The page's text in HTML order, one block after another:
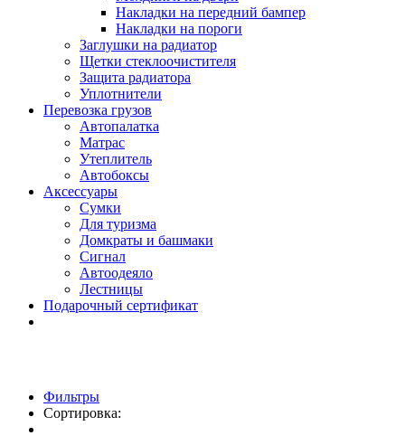
Накладки на передний бампер
Накладки на пороги
Заглушки на радиатор
Щетки стеклоочистителя
Защита радиатора
Уплотнители
Перевозка грузов
Автопалатка
Матрас
Утеплитель
Автобоксы
Аксессуары
Сумки
Для туризма
Домкраты и башмаки
Сигнал
Автоодеяло
Лестницы
Подарочный сертификат
Фильтры
Сортировка: